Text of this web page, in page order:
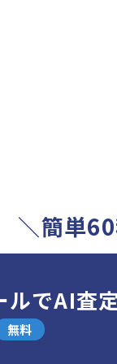
＼簡単
ルでAI査
無料